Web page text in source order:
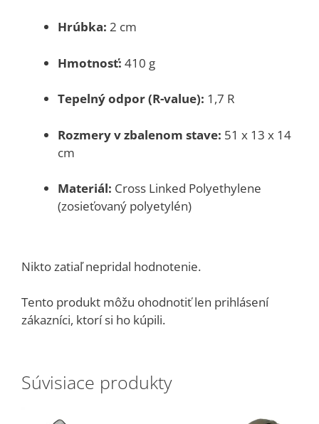
Hrúbka: 2 cm
Hmotnosť: 410 g
Tepelný odpor (R-value): 1,7 R
Rozmery v zbalenom stave: 51 x 13 x 14
cm
Materiál: Cross Linked Polyethylene
(zosieťovaný polyetylén)
Nikto zatiaľ nepridal hodnotenie.
Tento produkt môžu ohodnotiť len prihlásení
zákazníci, ktorí si ho kúpili.
Súvisiace produkty